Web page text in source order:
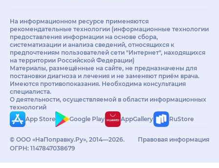
На информационном ресурсе применяются
рекомендательные технологии (информационные технологии
предоставления информации на основе сбора,
систематизации и анализа сведений, относящихся к
предпочтениям пользователей сети "Интернет", находящихся
на территории Российской Федерации)
Материалы, размещённые на сайте, не предназначены для
постановки диагноза и лечения и не заменяют приём врача.
Имеются противопоказания. Необходима консультация
специалиста.
О деятельности, осуществляемой в области информационных
технологий
App Store
Google Play AppGallery RuStore
© ООО «НаПоправку.Ру», 2014—2026.
ОГРН: 1147847038679
Правовая информация